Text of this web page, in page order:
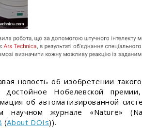
новость об изобретении
Нобелевской
об автоматизированной
научном журнале «Nature»
(About DOIs)).